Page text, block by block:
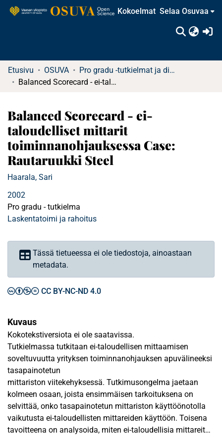
Kokoelmat Selaa Osuvaa
Etusivu OSUVA
Pro gradu -tutkielmat ja diplomityöt
Balanced Scorecard - ei-taloudelliset mittarit toiminnanohjauksessa Case: Rautaruukki Steel
Balanced Scorecard - ei-
taloudelliset mittarit
toiminnanohjauksessa Case:
Rautaruukki Steel
Haarala, Sari
2002
Pro gradu - tutkielma
Laskentatoimi ja rahoitus
Tässä tietueessa ei ole tiedostoja, ainoastaan
metadata.
CC BY-NC-ND 4.0
Kuvaus
Kokotekstiversiota ei ole saatavissa.
Tutkielmassa tutkitaan ei-taloudellisen mittaamisen
soveltuvuutta yrityksen toiminnanohjauksen apuvälineeksi
tasapainotetun
mittariston viitekehyksessä. Tutkimusongelma jaetaan
kolmeen osaan, joista ensimmäisen tarkoituksena on
selvittää, onko tasapainotetun mittariston käyttöönotolla
vaikutusta ei-taloudellisten mittareiden käyttöön. Toisena
tavoitteena on analysoida, miten ei-taloudellisia mittareita